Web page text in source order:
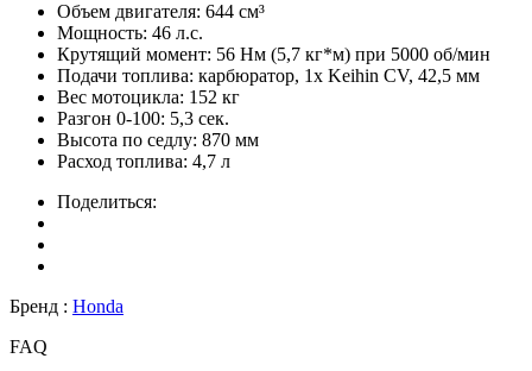
Объем двигателя: 644 см³
Мощность: 46 л.с.
Крутящий момент: 56 Нм (5,7 кг*м) при 5000 об/мин
Подачи топлива: карбюратор, 1х Keihin CV, 42,5 мм
Вес мотоцикла: 152 кг
Разгон 0-100: 5,3 сек.
Высота по седлу: 870 мм
Расход топлива: 4,7 л
Поделиться:
Бренд : Honda
FAQ